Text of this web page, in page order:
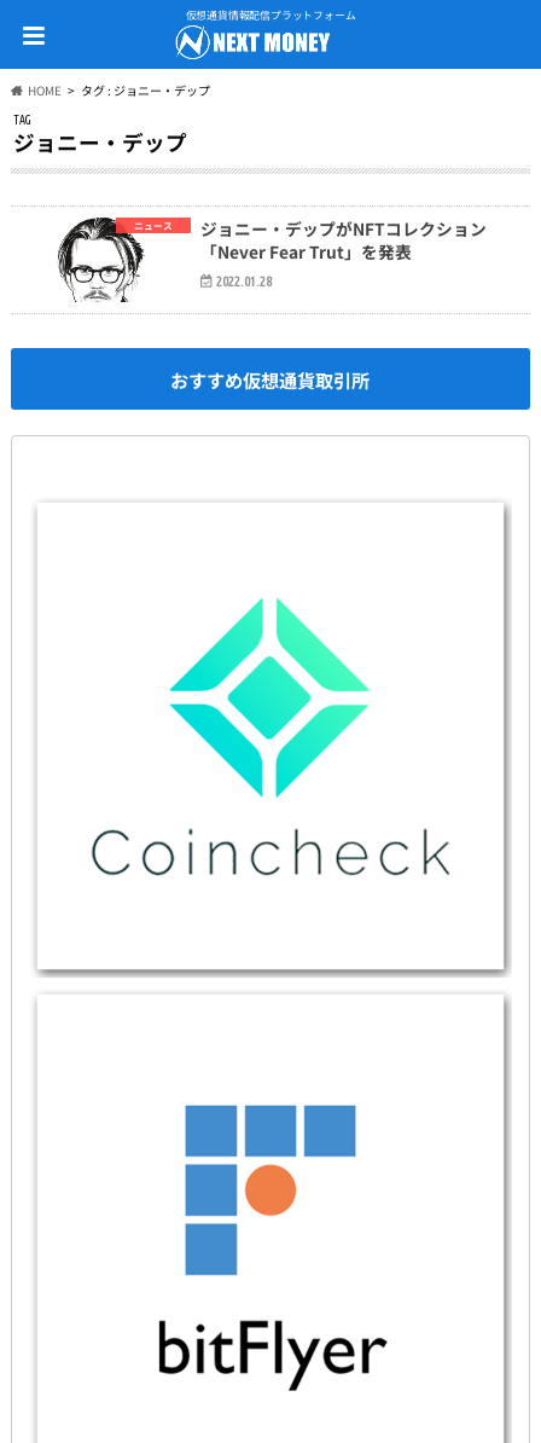
仮想通貨情報配信プラットフォーム
HOME タグ : ジョニー・デップ
TAG
ジョニー・デップ
ニュース
ジョニー・デップがNFTコレクション
「Never Fear Trut」を発表
2022.01.28
おすすめ仮想通貨取引所